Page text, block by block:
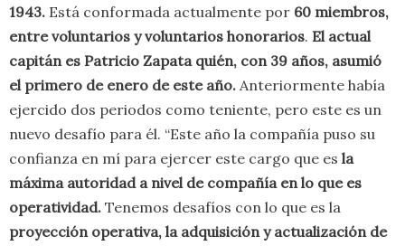
1943. Está conformada actualmente por 60 miembros,
entre voluntarios y voluntarios honorarios. El actual
capitán es Patricio Zapata quién, con 39 años, asumió
el primero de enero de este año. Anteriormente había
ejercido dos periodos como teniente, pero este es un
nuevo desafío para él. “Este año la compañía puso su
confianza en mí para ejercer este cargo que es la
máxima autoridad a nivel de compañía en lo que es
operatividad. Tenemos desafíos con lo que es la
proyección operativa, la adquisición y actualización de